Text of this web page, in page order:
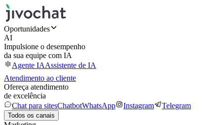
Oportunidades
AI
Impulsione o desempenho
da sua equipe com IA
Agente IAAssistente de IA
Atendimento ao cliente
Ofereça atendimento
de excelência
Chat para sitesChatbotWhatsApp Instagram Telegram
Todos os canais